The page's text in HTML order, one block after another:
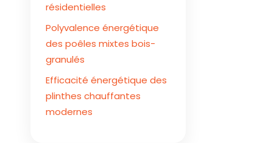
résidentielles
Polyvalence énergétique
des poêles mixtes bois-
granulés
Efficacité énergétique des
plinthes chauffantes
modernes